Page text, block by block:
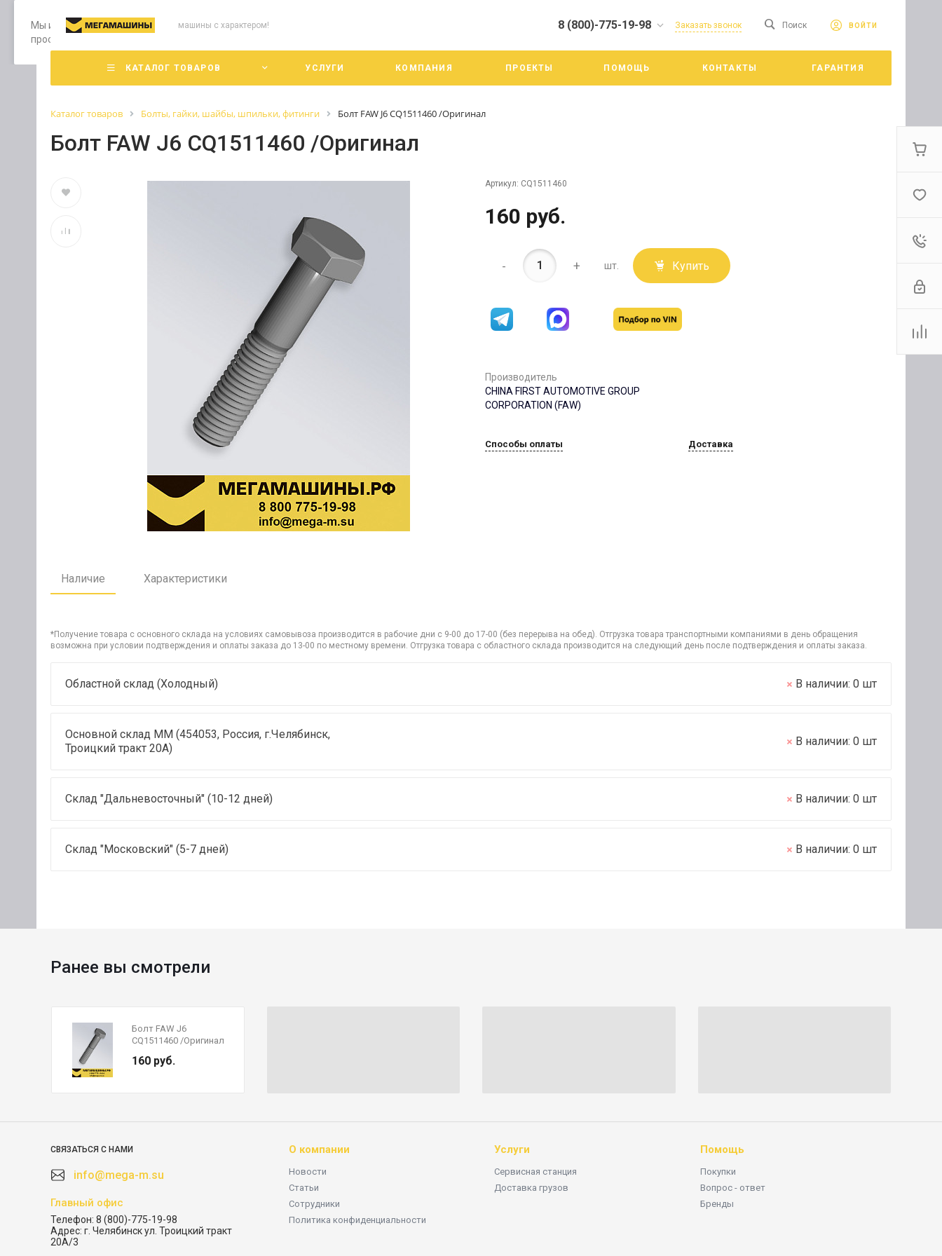
Мы используем файлы cookie, разработанные нашими специалистами и третьими лицами, для анализа событий на нашем веб-сайте. Продолжая
просмотр страниц нашего сайта, вы принимаете условия его использования. Более подробные сведения смотрите в Политике конфиденциальности
Принять
машины с характером! 8 (800)-775-19-98
г. Челябинск ул. Троицкий
тракт 20А/3
Заказать звонок Поиск ВОЙТИ
КАТАЛОГ ТОВАРОВ УСЛУГИ КОМПАНИЯ ПРОЕКТЫ ПОМОЩЬ КОНТАКТЫ ГАРАНТИЯ
Каталог товаров Болты, гайки, шайбы, шпильки, фитинги Болт FAW J6 CQ1511460 /Оригинал
Болт FAW J6 CQ1511460 /Оригинал
Артикул: CQ1511460
160 руб.
- + шт. Купить
Производитель
CHINA FIRST AUTOMOTIVE GROUP
CORPORATION (FAW)
Способы оплаты Доставка
Наличие Характеристики
*Получение товара с основного склада на условиях самовывоза производится в рабочие дни с 9-00 до 17-00 (без перерыва на обед). Отгрузка товара транспортными компаниями в день обращения
возможна при условии подтверждения и оплаты заказа до 13-00 по местному времени. Отгрузка товара с областного склада производится на следующий день после подтверждения и оплаты заказа.
Областной склад (Холодный) В наличии: 0 шт
Основной склад ММ (454053, Россия, г.Челябинск,
Троицкий тракт 20А)
В наличии: 0 шт
Склад "Дальневосточный" (10-12 дней) В наличии: 0 шт
Склад "Московский" (5-7 дней) В наличии: 0 шт
Ранее вы смотрели
Болт FAW J6
CQ1511460 /Оригинал
160 руб.
СВЯЗАТЬСЯ С НАМИ
info@mega-m.su
Главный офис
Телефон: 8 (800)-775-19-98
Адрес: г. Челябинск ул. Троицкий тракт
20А/3
О компании
Новости
Статьи
Сотрудники
Политика конфиденциальности
Услуги
Сервисная станция
Доставка грузов
Помощь
Покупки
Вопрос - ответ
Бренды